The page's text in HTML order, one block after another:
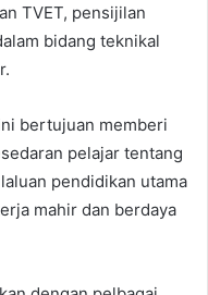
TVET, pensijilan
bidang teknikal
bertujuan memberi
pelajar tentang
pendidikan utama
mahir dan berdaya